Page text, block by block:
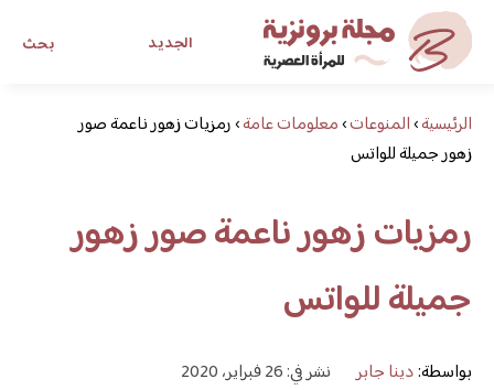
بحث الجديد
مجلة برونزية للفتاة العصريةالرئيسية›المنوعات›معلومات عامة›رمزيات زهور ناعمة صور
زهور جميلة للواتس
رمزيات زهور ناعمة صور زهور
جميلة للواتس
بواسطة:دينا جابر نشر في: 26 فبراير، 2020